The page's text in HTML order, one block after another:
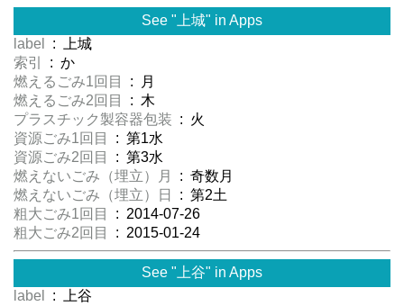
See "上城" in Apps
label
: 上城
索引
: か
燃えるごみ1回目
: 月
燃えるごみ2回目
: 木
プラスチック製容器包装 : 火
資源ごみ1回目
: 第1水
資源ごみ2回目
: 第3水
燃えないごみ（埋立）月
: 奇数月
燃えないごみ（埋立）日
: 第2土
粗大ごみ1回目
: 2014-07-26
粗大ごみ2回目
: 2015-01-24
See "上谷" in Apps
label
: 上谷